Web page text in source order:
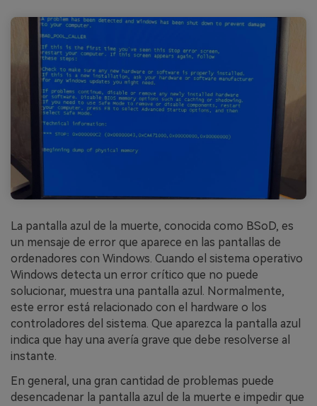
La pantalla azul de la muerte, conocida como BSoD, es
un mensaje de error que aparece en las pantallas de
ordenadores con Windows. Cuando el sistema operativo
Windows detecta un error crítico que no puede
solucionar, muestra una pantalla azul. Normalmente,
este error está relacionado con el hardware o los
controladores del sistema. Que aparezca la pantalla azul
indica que hay una avería grave que debe resolverse al
instante.
En general, una gran cantidad de problemas puede
desencadenar la pantalla azul de la muerte e impedir que